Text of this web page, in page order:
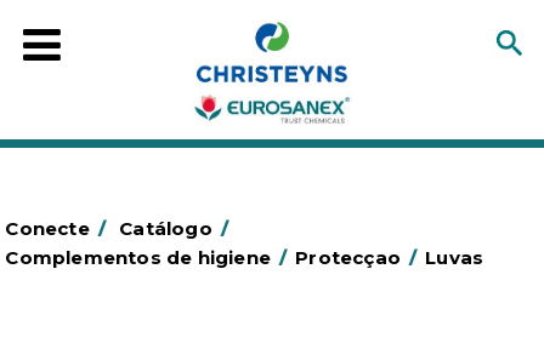
Conecte / Catálogo /
Complementos de higiene / Protecçao / Luvas